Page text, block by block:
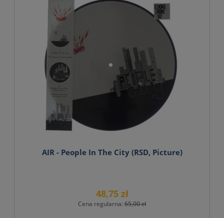
AIR - People In The City (RSD, Picture)
48,75 zł
Cena regularna: 65,00 zł